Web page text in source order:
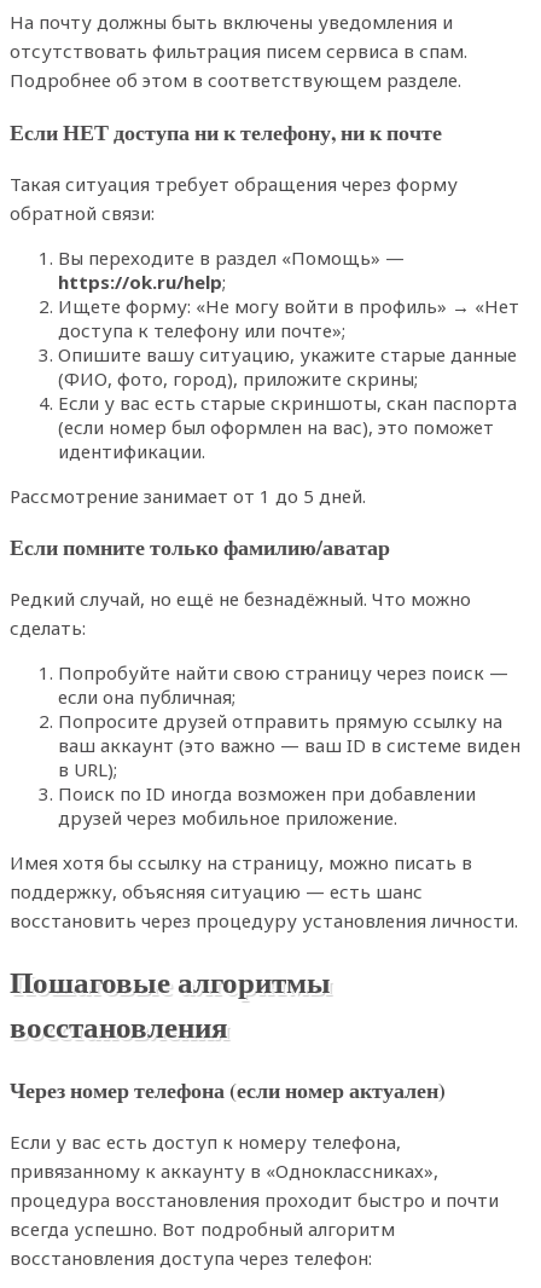
На почту должны быть включены уведомления и
отсутствовать фильтрация писем сервиса в спам.
Подробнее об этом в соответствующем разделе.
Если НЕТ доступа ни к телефону, ни к почте
Такая ситуация требует обращения через форму
обратной связи:
Вы переходите в раздел «Помощь» —
https://ok.ru/help;
Ищете форму: «Не могу войти в профиль» → «Нет
доступа к телефону или почте»;
Опишите вашу ситуацию, укажите старые данные
(ФИО, фото, город), приложите скрины;
Если у вас есть старые скриншоты, скан паспорта
(если номер был оформлен на вас), это поможет
идентификации.
Рассмотрение занимает от 1 до 5 дней.
Если помните только фамилию/аватар
Редкий случай, но ещё не безнадёжный. Что можно
сделать:
Попробуйте найти свою страницу через поиск —
если она публичная;
Попросите друзей отправить прямую ссылку на
ваш аккаунт (это важно — ваш ID в системе виден
в URL);
Поиск по ID иногда возможен при добавлении
друзей через мобильное приложение.
Имея хотя бы ссылку на страницу, можно писать в
поддержку, объясняя ситуацию — есть шанс
восстановить через процедуру установления личности.
Пошаговые алгоритмы
восстановления
Через номер телефона (если номер актуален)
Если у вас есть доступ к номеру телефона,
привязанному к аккаунту в «Одноклассниках»,
процедура восстановления проходит быстро и почти
всегда успешно. Вот подробный алгоритм
восстановления доступа через телефон: